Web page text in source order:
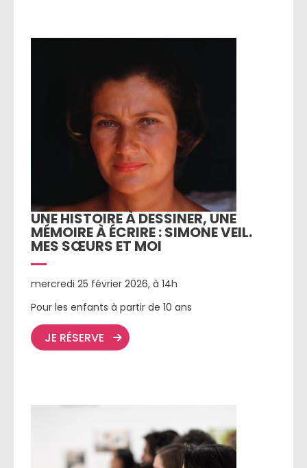
UNE HISTOIRE À DESSINER, UNE
MÉMOIRE À ÉCRIRE : SIMONE VEIL.
MES SŒURS ET MOI
mercredi 25 février 2026, à 14h
Pour les enfants à partir de 10 ans
JE RÉSERVE